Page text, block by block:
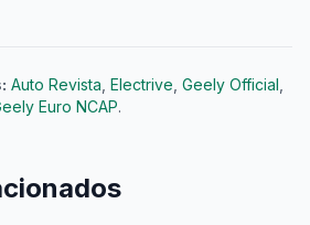
Auto Revista Electrive Geely Official
Euro NCAP.